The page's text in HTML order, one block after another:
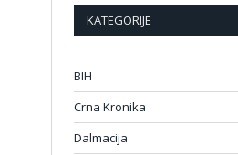
KATEGORIJE
BIH
Crna Kronika
Dalmacija